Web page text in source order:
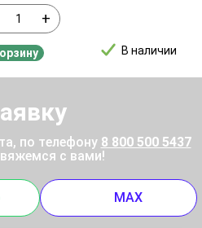
+
В наличии
по телефону 8 800 500 5437
с вами!
MAX